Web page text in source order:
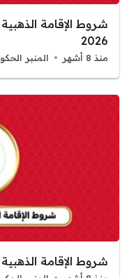
شروط الإقامة
2026
منذ 8 أشهر المنبر
شروط الإقامة الذهبية